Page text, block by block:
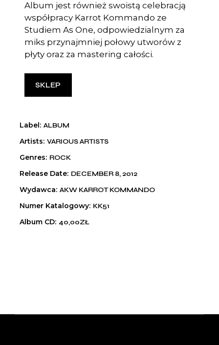
Album jest również swoistą celebracją
współpracy Karrot Kommando ze
Studiem As One, odpowiedzialnym za
miks przynajmniej połowy utworów z
płyty oraz za mastering całości.
SKLEP
Label ALBUM
Artists VARIOUS ARTISTS
Genres ROCK
Release Date DECEMBER 8, 2012
Wydawca AKW KARROT KOMMANDO
Numer Katalogowy KK51
Album CD 40,00ZŁ